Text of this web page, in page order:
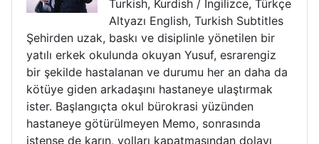
Turkish, Kurdish / İngilizce, Türkçe
Altyazı English, Turkish Subtitles
Şehirden uzak, baskı ve disiplinle yönetilen bir
yatılı erkek okulunda okuyan Yusuf, esrarengiz
bir şekilde hastalanan ve durumu her an daha da
kötüye giden arkadaşını hastaneye ulaştırmak
ister. Başlangıçta okul bürokrasi yüzünden
hastaneye götürülmeyen Memo, sonrasında
istense de karın, yolları kapatmasından dolayı